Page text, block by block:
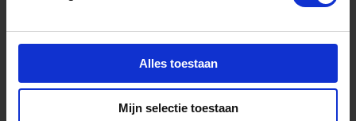
Alles toestaan
Mijn selectie toestaan